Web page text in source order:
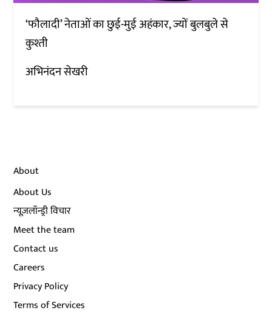
‘फौलादी’ नेताओं का छुई-मुई अहंकार, ज्यों बुलबुले से
कुश्ती
अभिनंदन सेखरी
About
About Us
न्यूज़लॉन्ड्री विचार
Meet the team
Contact us
Careers
Privacy Policy
Terms of Services